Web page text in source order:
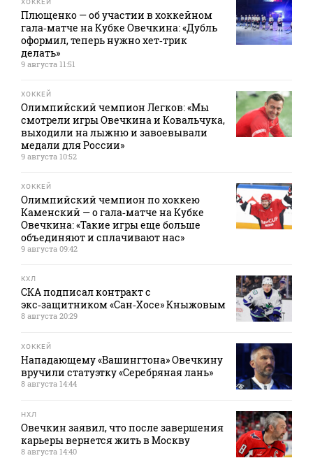
ХОККЕЙ
Плющенко — об участии в хоккейном
гала‑матче на Кубке Овечкина: «Дубль
оформил, теперь нужно хет‑трик
делать»
9 августа 11:51
ХОККЕЙ
Олимпийский чемпион Легков: «Мы
смотрели игры Овечкина и Ковальчука,
выходили на лыжню и завоевывали
медали для России»
9 августа 10:52
ХОККЕЙ
Олимпийский чемпион по хоккею
Каменский — о гала‑матче на Кубке
Овечкина: «Такие игры еще больше
объединяют и сплачивают нас»
9 августа 09:42
КХЛ
СКА подписал контракт с
экс‑защитником «Сан‑Хосе» Кныжовым
8 августа 20:29
ХОККЕЙ
Нападающему «Вашингтона» Овечкину
вручили статуэтку «Серебряная лань»
8 августа 14:44
НХЛ
Овечкин заявил, что после завершения
карьеры вернется жить в Москву
8 августа 14:40